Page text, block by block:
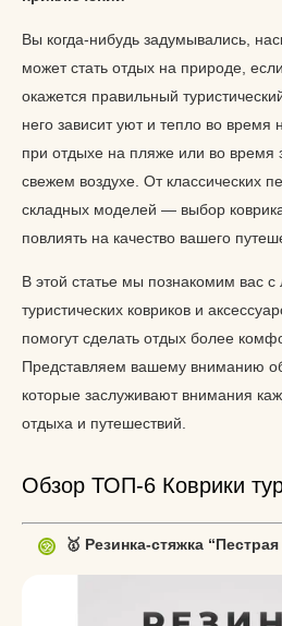
Вы когда-нибудь задумывались,
может стать отдых на природе,
окажется правильный
него зависит уют и тепло во время
при отдыхе на пляже или во время
свежем воздухе. От классических
складных моделей — выбор
повлиять на качество вашего
В этой статье мы познакомим вас
туристических ковриков и
помогут сделать отдых более
Представляем вашему вниманию
которые заслуживают внимания
отдыха и путешествий.
Обзор ТОП-6 Коврики
🥇 Резинка-стяжка